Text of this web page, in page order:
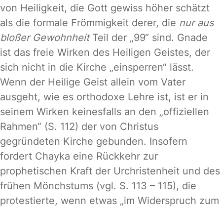
von Heiligkeit, die Gott gewiss höher schätzt
als die formale Frömmigkeit derer, die nur aus
bloßer GewohnheitTeil der „99“ sind. Gnade
ist das freie Wirken des Heiligen Geistes, der
sich nicht in die Kirche „einsperren“ lässt.
Wenn der Heilige Geist allein vom Vater
ausgeht, wie es orthodoxe Lehre ist, ist er in
seinem Wirken keinesfalls an den „offiziellen
Rahmen“ (S. 112) der von Christus
gegründeten Kirche gebunden. Insofern
fordert Chayka eine Rückkehr zur
prophetischen Kraft der Urchristenheit und des
frühen Mönchstums (vgl. S. 113 – 115), die
protestierte, wenn etwas „im Widerspruch zum